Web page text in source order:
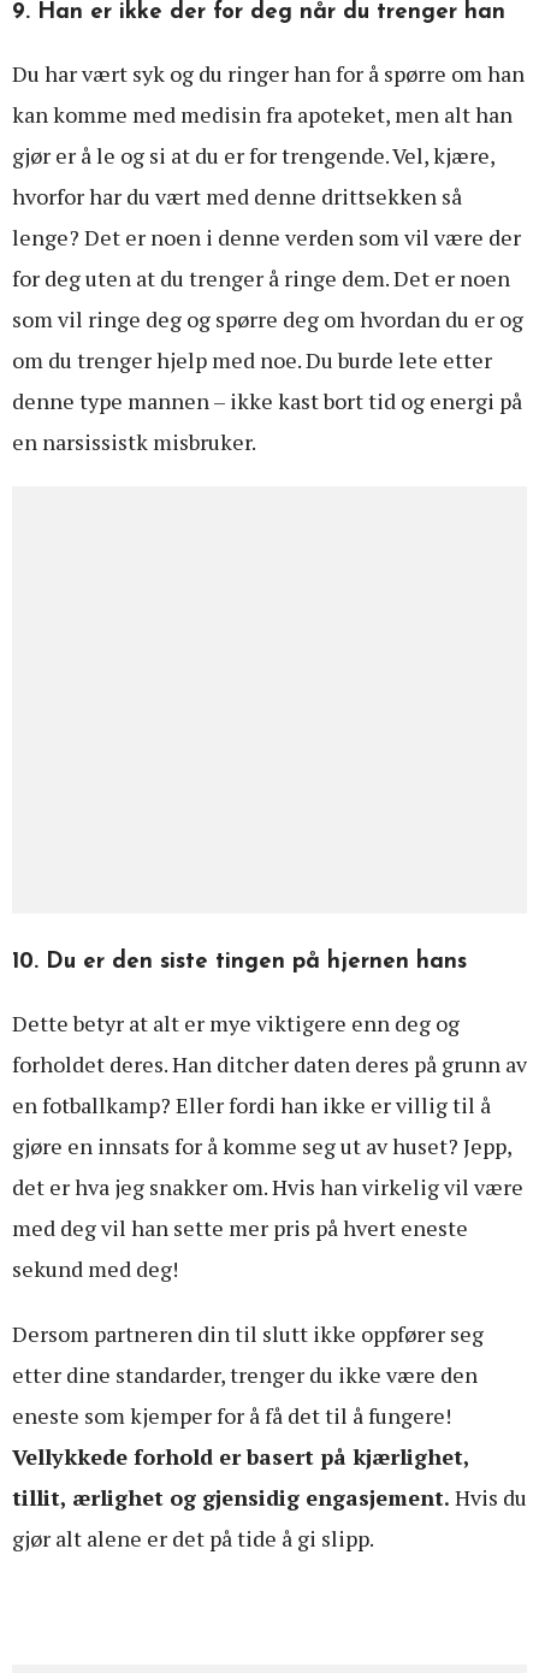
9. Han er ikke der for deg når du trenger han
Du har vært syk og du ringer han for å spørre om han
kan komme med medisin fra apoteket, men alt han
gjør er å le og si at du er for trengende. Vel, kjære,
hvorfor har du vært med denne drittsekken så
lenge? Det er noen i denne verden som vil være der
for deg uten at du trenger å ringe dem. Det er noen
som vil ringe deg og spørre deg om hvordan du er og
om du trenger hjelp med noe. Du burde lete etter
denne type mannen – ikke kast bort tid og energi på
en narsissistk misbruker.
10. Du er den siste tingen på hjernen hans
Dette betyr at alt er mye viktigere enn deg og
forholdet deres. Han ditcher daten deres på grunn av
en fotballkamp? Eller fordi han ikke er villig til å
gjøre en innsats for å komme seg ut av huset? Jepp,
det er hva jeg snakker om. Hvis han virkelig vil være
med deg vil han sette mer pris på hvert eneste
sekund med deg!
Dersom partneren din til slutt ikke oppfører seg
etter dine standarder, trenger du ikke være den
eneste som kjemper for å få det til å fungere!
Vellykkede forhold er basert på kjærlighet,
tillit, ærlighet og gjensidig engasjement. Hvis du
gjør alt alene er det på tide å gi slipp.